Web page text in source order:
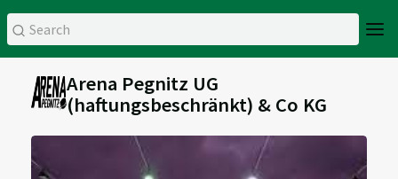
Arena Pegnitz UG
(haftungsbeschränkt) & Co KG